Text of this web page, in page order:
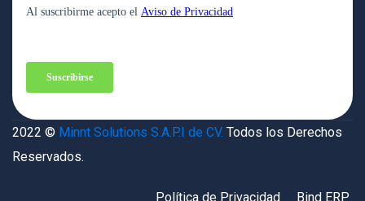
2022 © Minnt Solutions S.A.P.I de CV. Todos los Derechos
Reservados.
Política de Privacidad Bind ERP